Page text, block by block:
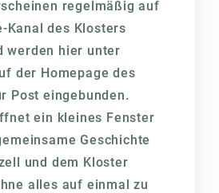
regelmäßig auf
Kanal des Klosters
werden hier unter
der Homepage des
Post eingebunden.
ein kleines Fenster
Geschichte
und dem Kloster
alles auf einmal zu